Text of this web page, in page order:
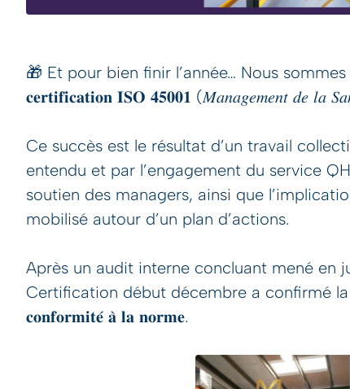
🎁 Et pour bien finir l’année… Nous sommes
𝐜𝐞𝐫𝐭𝐢𝐟𝐢𝐜𝐚𝐭𝐢𝐨𝐧 𝐈𝐒𝐎 𝟒𝟓𝟎𝟎𝟏 (𝑀𝑎𝑛𝑎𝑔𝑒𝑚𝑒𝑛𝑡 𝑑𝑒 𝑙𝑎
Ce succès est le résultat d’un travail
entendu et par l’engagement du service
soutien des managers, ainsi que
mobilisé autour d’un plan d’actions.
Après un audit interne concluant mené en
Certification début décembre a confirmé la
𝐜𝐨𝐧𝐟𝐨𝐫𝐦𝐢𝐭𝐞́ 𝐚̀ 𝐥𝐚 𝐧𝐨𝐫𝐦𝐞.